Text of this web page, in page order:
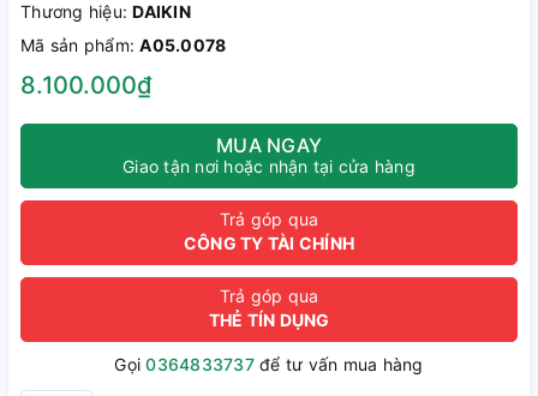
Thương hiệu:DAIKIN
Mã sản phẩm:A05.0078
8.100.000₫
MUA NGAY
Giao tận nơi hoặc nhận tại cửa hàng
Trả góp qua
CÔNG TY TÀI CHÍNH
Trả góp qua
THẺ TÍN DỤNG
Gọi0364833737để tư vấn mua hàng